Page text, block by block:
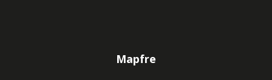
Mapfre